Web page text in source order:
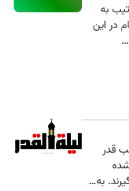
به
در این
قدر
به…